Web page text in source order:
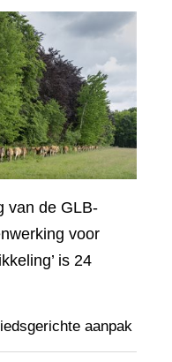
van de GLB-
voor
is 24
aanpak